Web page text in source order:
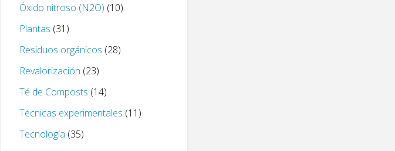
Óxido nitroso (N2O) (10)
Plantas (31)
Residuos orgánicos (28)
Revalorización (23)
Té de Composts (14)
Técnicas experimentales (11)
Tecnología (35)